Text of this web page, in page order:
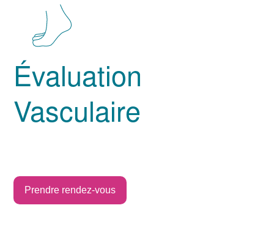
Évaluation
Vasculaire
Prendre rendez-vous